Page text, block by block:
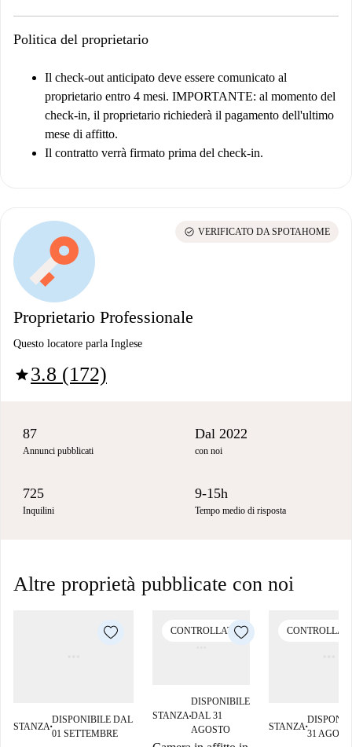
Politica del proprietario
Il check-out anticipato deve essere comunicato al
proprietario entro 4 mesi. IMPORTANTE: al momento del
check-in, il proprietario richiederà il pagamento dell'ultimo
mese di affitto.
Il contratto verrà firmato prima del check-in.
Proprietario Professionale
Questo locatore parla Inglese
star3.8 (172)
check_circle VERIFICATO DA SPOTAHOME
87
Annunci pubblicati
Dal 2022
con noi
725
Inquilini
9-15h
Tempo medio di risposta
Altre proprietà pubblicate con noi
STANZA■
DISPONIBILE DAL
01 SETTEMBRE
CONTROLLATO
STANZA■
DISPONIBILE
DAL 31
AGOSTO
STANZA■
31